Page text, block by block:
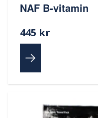
NAF B-vitamin
445 kr